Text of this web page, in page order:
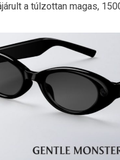
a túlzottan magas,